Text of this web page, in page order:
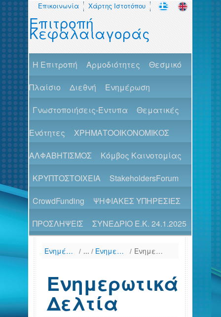
Επικοινωνία Χάρτης Ιστοτόπου
Επιτροπή
Κεφαλαιαγοράς
H Επιτροπή Αρμοδιότητες
Θεσμικό
Πλαίσιο
Διεθνή
Ενημέρωση
Γνωστοποιήσεις-Έντυπα
Θεματικές
Ενότητες
ΧΡΗΜΑΤΟΟΙΚΟΝΟΜΙΚΟΣ
ΑΛΦΑΒΗΤΙΣΜΟΣ
Κόμβος Καινοτομίας
ΚΡΥΠΤΟΣΤΟΙΧΕΙΑ
StakeholdersForum
CrowdFunding
ΨΗΦΙΑΚΕΣ ΥΠΗΡΕΣΙΕΣ
ΠΡΟΣΛΗΨΕΙΣ
ΣΥΝΕΔΡΙΟ Ε.Κ. 24.1.2025
Ενημέρωση / Ενημερωτικά Δελτία & Πληροφοριακά Δελτία, 12μήνου / Ενημερωτικά Δελτία
Ενημερωτικά
Δελτία